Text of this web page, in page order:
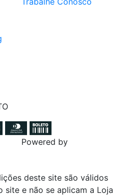
Powered by
deste site são válidos
site e não se aplicam a Loja